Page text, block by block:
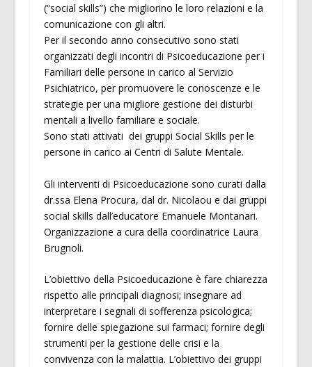
(“social skills”) che migliorino le loro relazioni e la
comunicazione con gli altri.
Per il secondo anno consecutivo sono stati
organizzati degli incontri di Psicoeducazione per i
Familiari delle persone in carico al Servizio
Psichiatrico, per promuovere le conoscenze e le
strategie per una migliore gestione dei disturbi
mentali a livello familiare e sociale.
Sono stati attivati dei gruppi Social Skills per le
persone in carico ai Centri di Salute Mentale.
Gli interventi di Psicoeducazione sono curati dalla
dr.ssa Elena Procura, dal dr. Nicolaou e dai gruppi
social skills dall’educatore Emanuele Montanari.
Organizzazione a cura della coordinatrice Laura
Brugnoli.
L’obiettivo della Psicoeducazione è fare chiarezza
rispetto alle principali diagnosi; insegnare ad
interpretare i segnali di sofferenza psicologica;
fornire delle spiegazione sui farmaci; fornire degli
strumenti per la gestione delle crisi e la
convivenza con la malattia. L’obiettivo dei gruppi